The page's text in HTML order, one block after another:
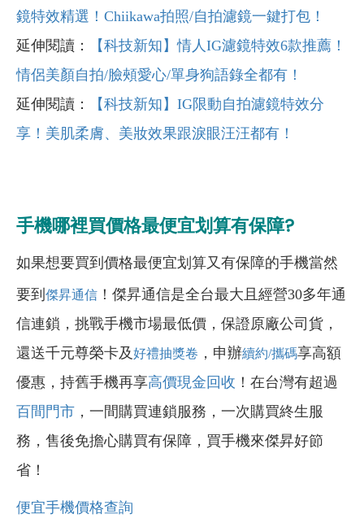
鏡特效精選！Chiikawa拍照/自拍濾鏡一鍵打包！
延伸閱讀：
【科技新知】情人IG濾鏡特效6款推薦！
情侶美顏自拍/臉頰愛心/單身狗語錄全都有！
延伸閱讀：
【科技新知】IG限動自拍濾鏡特效分
享！美肌柔膚、美妝效果跟淚眼汪汪都有！
手機哪裡買價格最便宜划算有保障?
如果想要買到價格最便宜划算又有保障的手機當然
要到 傑昇通信 ！傑昇通信是全台最大且經營30多年通
信連鎖，挑戰手機市場最低價，保證原廠公司貨，
還送千元尊榮卡及好禮抽獎卷 ，申辦續約/攜碼享高額
優惠，持舊手機再享高價現金回收 ！在台灣有超過
百間門市 ，一間購買連鎖服務，一次購買終生服
務，售後免擔心購買有保障，買手機來傑昇好節
省！
便宜手機價格查詢